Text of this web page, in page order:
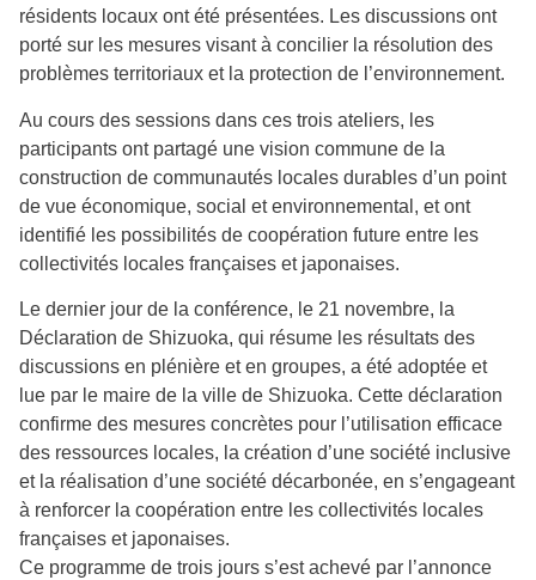
résidents locaux ont été présentées. Les discussions ont
porté sur les mesures visant à concilier la résolution des
problèmes territoriaux et la protection de l’environnement.
Au cours des sessions dans ces trois ateliers, les
participants ont partagé une vision commune de la
construction de communautés locales durables d’un point
de vue économique, social et environnemental, et ont
identifié les possibilités de coopération future entre les
collectivités locales françaises et japonaises.
Le dernier jour de la conférence, le 21 novembre, la
Déclaration de Shizuoka, qui résume les résultats des
discussions en plénière et en groupes, a été adoptée et
lue par le maire de la ville de Shizuoka. Cette déclaration
confirme des mesures concrètes pour l’utilisation efficace
des ressources locales, la création d’une société inclusive
et la réalisation d’une société décarbonée, en s’engageant
à renforcer la coopération entre les collectivités locales
françaises et japonaises.
Ce programme de trois jours s’est achevé par l’annonce